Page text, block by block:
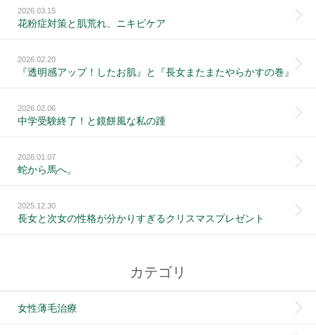
2026.03.15
花粉症対策と肌荒れ、ニキビケア
2026.02.20
『透明感アップ！したお肌』と『長女またまたやらかすの巻』
2026.02.06
中学受験終了！と鏡餅風な私の踵
2026.01.07
蛇から馬へ。
2025.12.30
長女と次女の性格が分かりすぎるクリスマスプレゼント
カテゴリ
女性薄毛治療